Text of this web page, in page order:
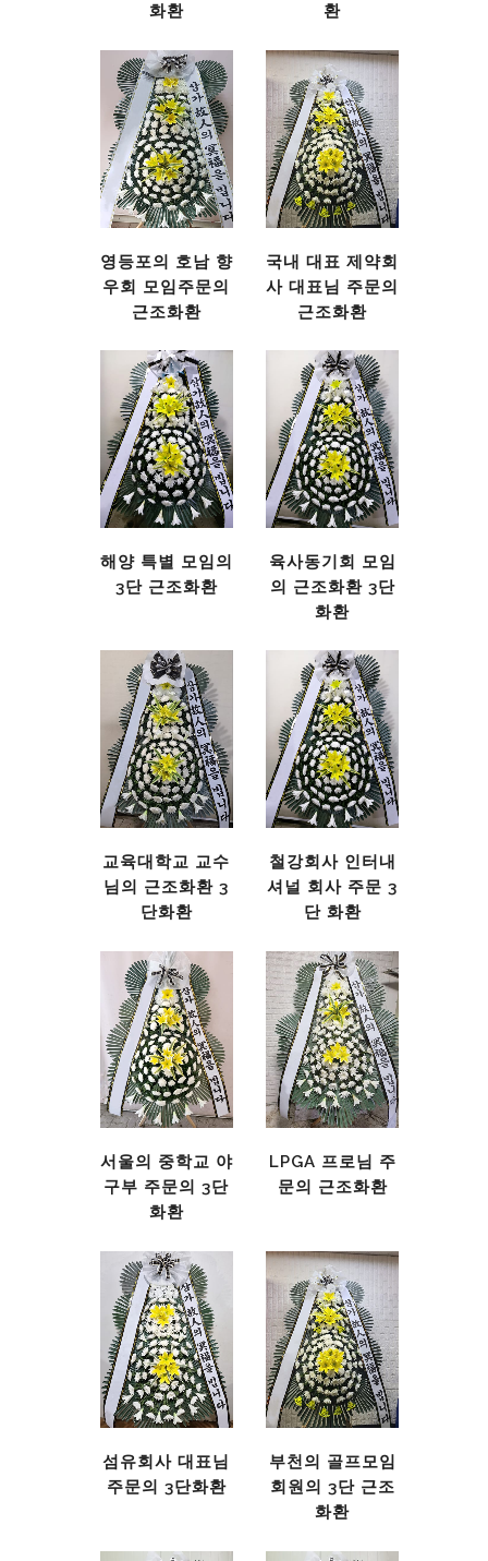
화환
환
영등포의 호남 향
우회 모임주문의
근조화환
국내 대표 제약회
사 대표님 주문의
근조화환
해양 특별 모임의
3단 근조화환
육사동기회 모임
의 근조화환 3단
화환
교육대학교 교수
님의 근조화환 3
단화환
철강회사 인터내
셔널 회사 주문 3
단 화환
서울의 중학교 야
구부 주문의 3단
화환
LPGA 프로님 주
문의 근조화환
섬유회사 대표님
주문의 3단화환
부천의 골프모임
회원의 3단 근조
화환